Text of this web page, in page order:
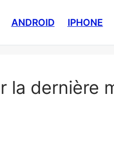
ANDROID IPHONE
la dernière